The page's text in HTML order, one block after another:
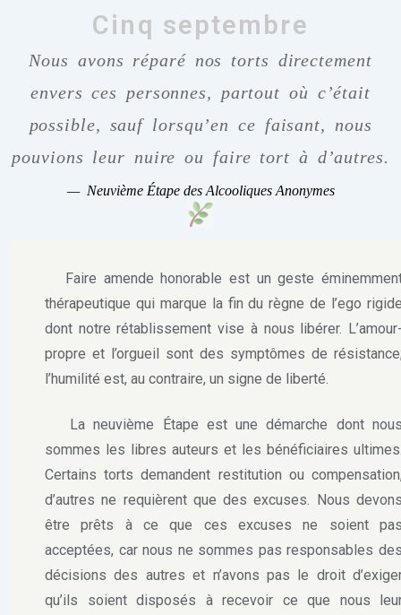
Cinq septembre
Nous avons réparé nos torts directement
envers ces personnes, partout où c’était
possible, sauf lorsqu’en ce faisant, nous
pouvions leur nuire ou faire tort à d’autres.
— Neuvième Étape des Alcooliques Anonymes
Faire amende honorable est un geste
thérapeutique qui marque la fin du règne de l’ego
dont notre rétablissement vise à nous libérer.
propre et l’orgueil sont des symptômes de
l’humilité est, au contraire, un signe de liberté.
La neuvième Étape est une démarche dont
sommes les libres auteurs et les bénéficiaires
Certains torts demandent restitution ou
d’autres ne requièrent que des excuses. Nous
être prêts à ce que ces excuses ne soient
acceptées, car nous ne sommes pas responsables
décisions des autres et n’avons pas le droit
qu’ils soient disposés à recevoir ce que nous